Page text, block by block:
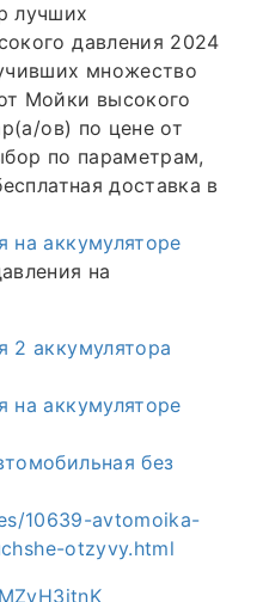
лучших
давления 2024
множество
Мойки высокого
ов) по цене от
по параметрам,
доставка в
на аккумуляторе
на
2 аккумулятора
на аккумуляторе
без
10639-avtomoika-
otzyvy.html